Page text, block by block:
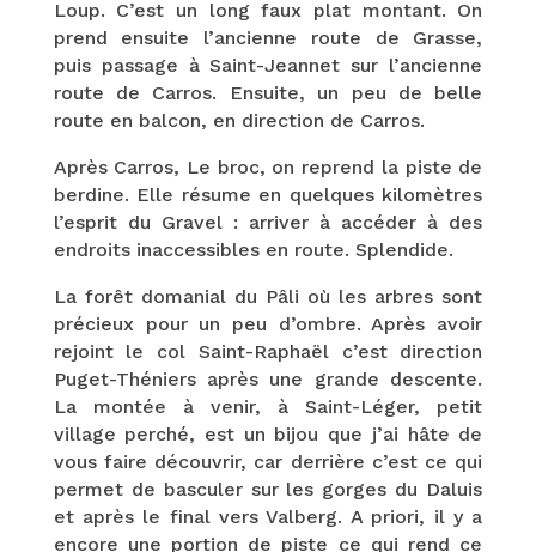
Loup. C’est un long faux plat montant. On
prend ensuite l’ancienne route de Grasse,
puis passage à Saint-Jeannet sur l’ancienne
route de Carros. Ensuite, un peu de belle
route en balcon, en direction de Carros.
Après Carros, Le broc, on reprend la piste de
berdine. Elle résume en quelques kilomètres
l’esprit du Gravel : arriver à accéder à des
endroits inaccessibles en route. Splendide.
La forêt domanial du Pâli où les arbres sont
précieux pour un peu d’ombre. Après avoir
rejoint le col Saint-Raphaël c’est direction
Puget-Théniers après une grande descente.
La montée à venir, à Saint-Léger, petit
village perché, est un bijou que j’ai hâte de
vous faire découvrir, car derrière c’est ce qui
permet de basculer sur les gorges du Daluis
et après le final vers Valberg. A priori, il y a
encore une portion de piste ce qui rend ce